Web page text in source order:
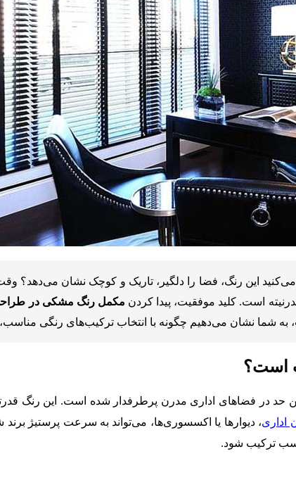
این رنگ، فضا را دلگیر، تاریک و کوچک نشان می‌دهد؟
است. کلید موفقیت، پیدا کردن مکمل رنگ مشکی در
به شما نشان می‌دهیم چگونه با انتخاب ترکیب‌های رنگی
است؟
حد در فضاهای اداری مدرن پرطرفدار شده است. این رنگ
اداری، دیوارها یا اکسسوری‌ها، می‌تواند به سرعت پرستیژ
ترکیب شود.